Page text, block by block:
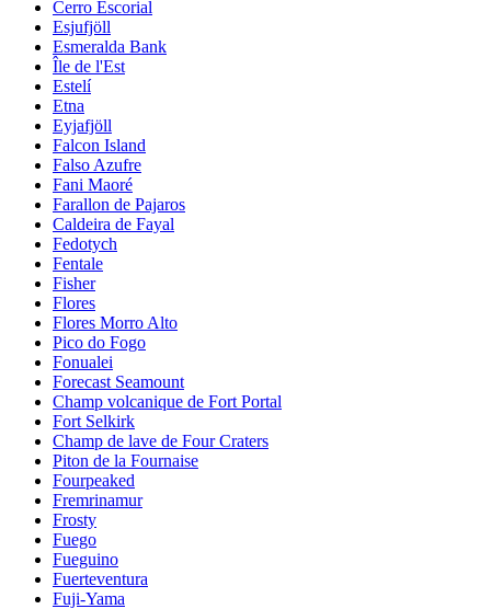
Cerro Escorial
Esjufjöll
Esmeralda Bank
Île de l'Est
Estelí
Etna
Eyjafjöll
Falcon Island
Falso Azufre
Fani Maoré
Farallon de Pajaros
Caldeira de Fayal
Fedotych
Fentale
Fisher
Flores
Flores Morro Alto
Pico do Fogo
Fonualei
Forecast Seamount
Champ volcanique de Fort Portal
Fort Selkirk
Champ de lave de Four Craters
Piton de la Fournaise
Fourpeaked
Fremrinamur
Frosty
Fuego
Fueguino
Fuerteventura
Fuji-Yama